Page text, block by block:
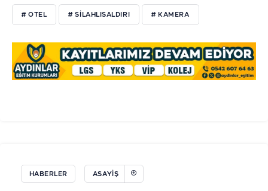
# OTEL # SILAHLISALDIRI # KAMERA
HABERLER ASAYIŞ